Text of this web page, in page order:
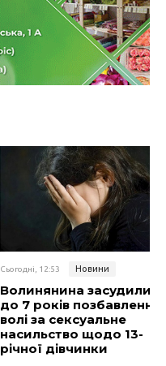
Сьогодні, 12:53 Новини
Волинянина засудили
до 7 років позбавлення
волі за сексуальне
насильство щодо 13-
річної дівчинки